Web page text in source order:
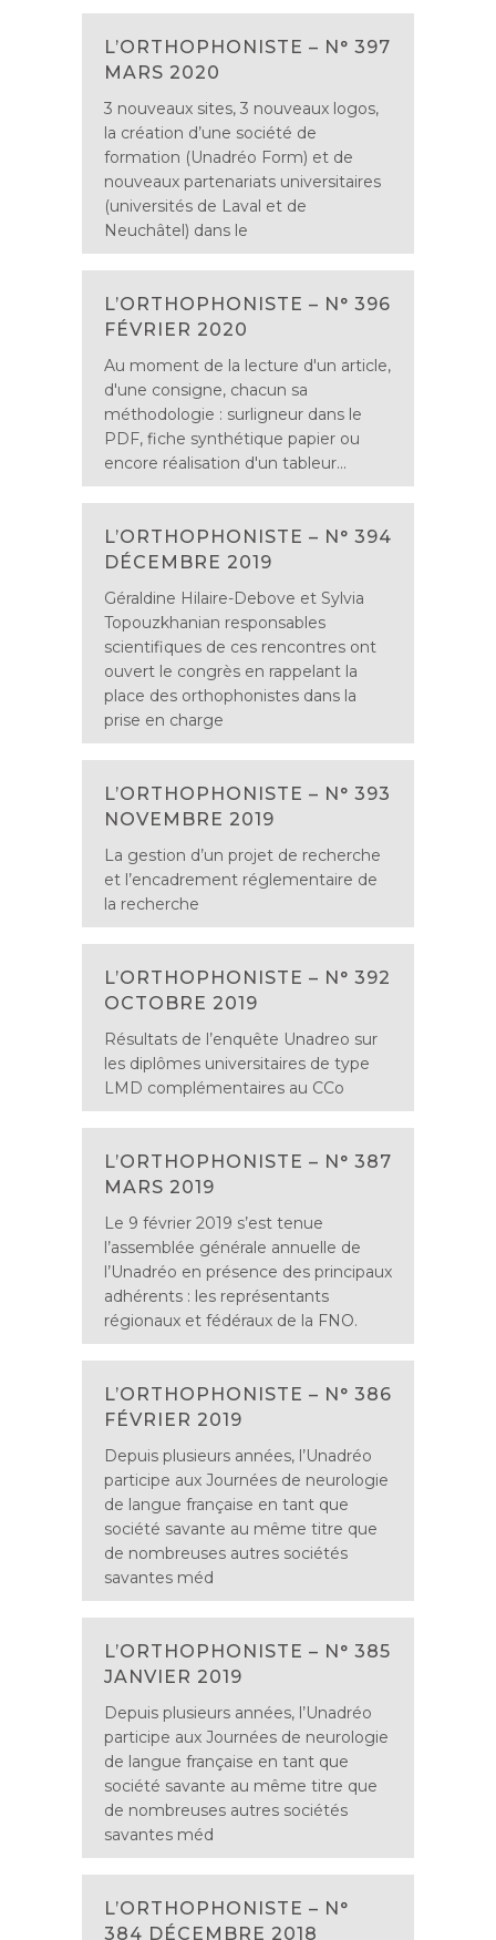
L’ORTHOPHONISTE – N° 397
MARS 2020
3 nouveaux sites, 3 nouveaux logos,
la création d’une société de
formation (Unadréo Form) et de
nouveaux partenariats universitaires
(universités de Laval et de
Neuchâtel) dans le
L’ORTHOPHONISTE – N° 396
FÉVRIER 2020
Au moment de la lecture d'un article,
d'une consigne, chacun sa
méthodologie : surligneur dans le
PDF, fiche synthétique papier ou
encore réalisation d'un tableur...
L’ORTHOPHONISTE – N° 394
DÉCEMBRE 2019
Géraldine Hilaire-Debove et Sylvia
Topouzkhanian responsables
scientifiques de ces rencontres ont
ouvert le congrès en rappelant la
place des orthophonistes dans la
prise en charge
L’ORTHOPHONISTE – N° 393
NOVEMBRE 2019
La gestion d’un projet de recherche
et l’encadrement réglementaire de
la recherche
L’ORTHOPHONISTE – N° 392
OCTOBRE 2019
Résultats de l’enquête Unadreo sur
les diplômes universitaires de type
LMD complémentaires au CCo
L’ORTHOPHONISTE – N° 387
MARS 2019
Le 9 février 2019 s’est tenue
l’assemblée générale annuelle de
l’Unadréo en présence des principaux
adhérents : les représentants
régionaux et fédéraux de la FNO.
L’ORTHOPHONISTE – N° 386
FÉVRIER 2019
Depuis plusieurs années, l’Unadréo
participe aux Journées de neurologie
de langue française en tant que
société savante au même titre que
de nombreuses autres sociétés
savantes méd
L’ORTHOPHONISTE – N° 385
JANVIER 2019
Depuis plusieurs années, l’Unadréo
participe aux Journées de neurologie
de langue française en tant que
société savante au même titre que
de nombreuses autres sociétés
savantes méd
L’ORTHOPHONISTE – N°
384 DÉCEMBRE 2018